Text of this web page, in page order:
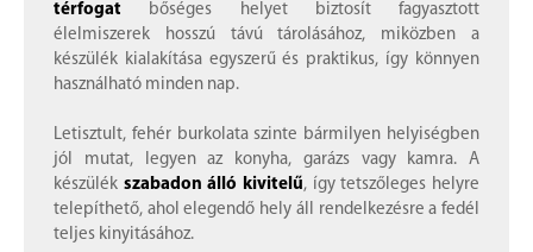
térfogat bőséges helyet biztosít fagyasztott
élelmiszerek hosszú távú tárolásához, miközben a
készülék kialakítása egyszerű és praktikus, így könnyen
használható minden nap.
Letisztult, fehér burkolata szinte bármilyen helyiségben
jól mutat, legyen az konyha, garázs vagy kamra. A
készülék szabadon álló kivitelű, így tetszőleges helyre
telepíthető, ahol elegendő hely áll rendelkezésre a fedél
teljes kinyitásához.